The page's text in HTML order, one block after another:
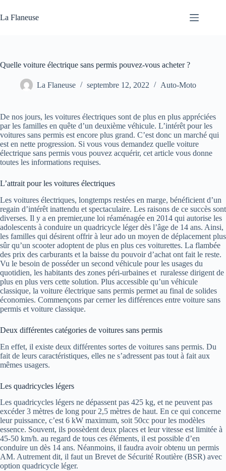
au
contenu
La Flaneuse
Quelle voiture électrique sans permis pouvez-vous acheter ?
La Flaneuse septembre 12, 2022 Auto-Moto
De nos jours, les voitures électriques sont de plus en plus appréciées
par les familles en quête d’un deuxième véhicule. L’intérêt pour les
voitures sans permis est encore plus grand. C’est donc un marché qui
est en nette progression. Si vous vous demandez quelle voiture
électrique sans permis vous pouvez acquérir, cet article vous donne
toutes les informations requises.
L’attrait pour les voitures électriques
Les voitures électriques, longtemps restées en marge, bénéficient d’un
regain d’intérêt inattendu et spectaculaire. Les raisons de ce succès sont
diverses. Il y a en premier,une loi réaménagée en 2014 qui autorise les
adolescents à conduire un quadricycle léger dès l’âge de 14 ans. Ainsi,
les familles qui désirent offrir à leur ado un moyen de déplacement plus
sûr qu’un scooter adoptent de plus en plus ces voiturettes. La flambée
des prix des carburants et la baisse du pouvoir d’achat ont fait le reste.
Vu le besoin de posséder un second véhicule pour les usages du
quotidien, les habitants des zones péri-urbaines et ruralesse dirigent de
plus en plus vers cette solution. Plus accessible qu’un véhicule
classique, la voiture électrique sans permis permet au final de solides
économies. Commençons par cerner les différences entre voiture sans
permis et voiture classique.
Deux différentes catégories de voitures sans permis
En effet, il existe deux différentes sortes de voitures sans permis. Du
fait de leurs caractéristiques, elles ne s’adressent pas tout à fait aux
mêmes usagers.
Les quadricycles légers
Les quadricycles légers ne dépassent pas 425 kg, et ne peuvent pas
excéder 3 mètres de long pour 2,5 mètres de haut. En ce qui concerne
leur puissance, c’est 6 kW maximum, soit 50cc pour les modèles
essence. Souvent, ils possèdent deux places et leur vitesse est limitée à
45-50 km/h. au regard de tous ces éléments, il est possible d’en
conduire un dès 14 ans. Néanmoins, il faudra avoir obtenu un permis
AM. Autrement dit, il faut un Brevet de Sécurité Routière (BSR) avec
option quadricycle léger.